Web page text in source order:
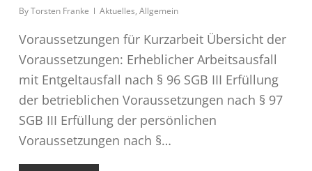
ByTorsten Franke Aktuelles, Allgemein
Voraussetzungen für Kurzarbeit Übersicht der
Voraussetzungen: Erheblicher Arbeitsausfall
mit Entgeltausfall nach § 96 SGB III Erfüllung
der betrieblichen Voraussetzungen nach § 97
SGB III Erfüllung der persönlichen
Voraussetzungen nach §…